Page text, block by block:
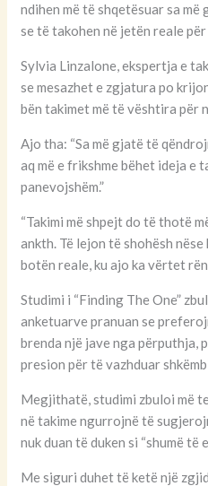
ndihen më të shqetësuar sa
se të takohen në jetën reale
Sylvia Linzalone, ekspertja e
se mesazhet e zgjatura po
bën takimet më të vështira për
Ajo tha: “Sa më gjatë të
aq më e frikshme bëhet ideja e
panevojshëm.”
“Takimi më shpejt do të thotë
ankth. Të lejon të shohësh
botën reale, ku ajo ka vërtet
Studimi i “Finding The One”
anketuarve pranuan se
brenda një jave nga përputhja,
presion për të vazhduar
Megjithatë, studimi zbuloi më
në takime ngurrojnë të
nuk duan të duken si “shumë të
Me siguri duhet të ketë një